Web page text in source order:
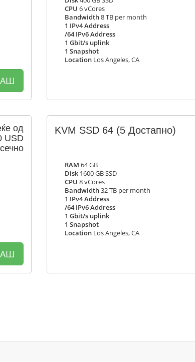
CPU 6 vCores
Bandwidth8 TB per month
1 IPv4 Address
/64 IPv6 Address
1 Gbit/s uplink
1 Snapshot
Location Los Angeles, CA
од
USD
KVM SSD 64 (5 Достапно)
RAM 64 GB
Disk 1600 GB SSD
CPU 8 vCores
Bandwidth32 TB per month
1 IPv4 Address
/64 IPv6 Address
1 Gbit/s uplink
1 Snapshot
Location Los Angeles, CA